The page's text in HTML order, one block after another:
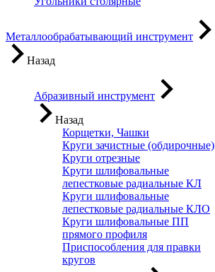
Металлообрабатывающий инструмент
Назад
Абразивный инструмент
Назад
Корщетки, Чашки
Круги зачистные (обдирочные)
Круги отрезные
Круги шлифовальные
лепестковые радиальные КЛ
Круги шлифовальные
лепестковые радиальные КЛО
Круги шлифовальные ПП
прямого профиля
Приспособления для правки
кругов